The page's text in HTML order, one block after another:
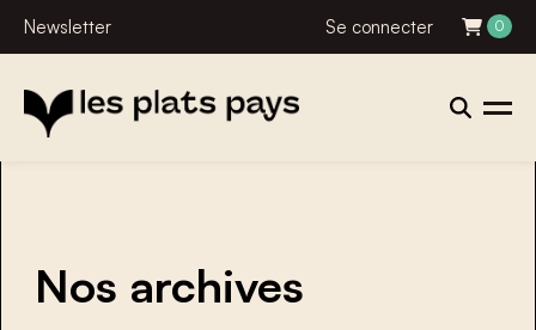
Newsletter Se connecter 0
Nos archives